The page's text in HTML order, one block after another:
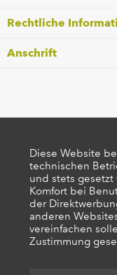
Rechtliche
Anschrift
Diese Website
technischen
und stets
Komfort bei
der
anderen
vereinfachen
Zustimmung